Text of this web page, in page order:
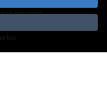
em vigor
2026